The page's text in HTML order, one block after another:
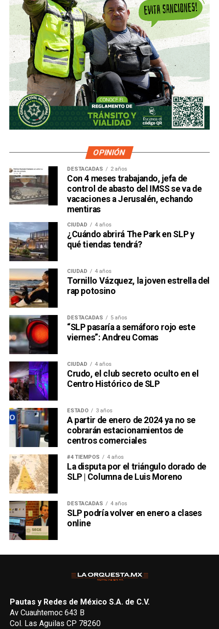
OPINIÓN
DESTACADAS 2 años
Con 4 meses trabajando, jefa de
control de abasto del IMSS se va de
vacaciones a Jerusalén, echando
mentiras
CIUDAD 4 años
¿Cuándo abrirá The Park en SLP y
qué tiendas tendrá?
CIUDAD 4 años
Tornillo Vázquez, la joven estrella del
rap potosino
DESTACADAS 5 años
“SLP pasaría a semáforo rojo este
viernes”: Andreu Comas
CIUDAD 4 años
Crudo, el club secreto oculto en el
Centro Histórico de SLP
ESTADO 3 años
A partir de enero de 2024 ya no se
cobrarán estacionamientos de
centros comerciales
#4 TIEMPOS 4 años
La disputa por el triángulo dorado de
SLP | Columna de Luis Moreno
DESTACADAS 4 años
SLP podría volver en enero a clases
online
Pautas y Redes de México S.A. de C.V.
Av Cuauhtemoc 643 B
Col. Las Aguilas CP 78260